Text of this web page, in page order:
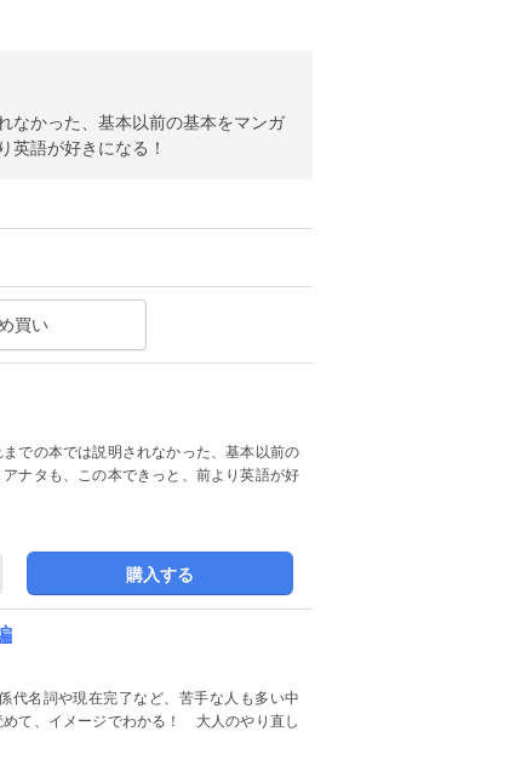
なかった、基本以前の基本をマンガ
英語が好きになる！
買い
での本では説明されなかった、基本以前の
ナタも、この本できっと、前より英語が好
購入する
名詞や現在完了など、苦手な人も多い中
めて、イメージでわかる！ 大人のやり直し